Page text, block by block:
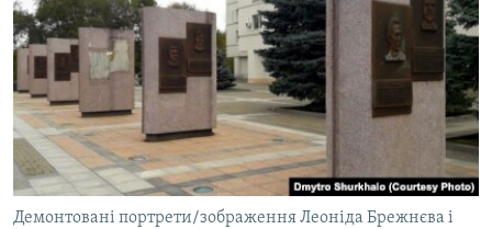
Демонтовані портрети/зображення Леоніда Брежнєва і